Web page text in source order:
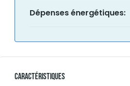
Dépenses énergétiques:
Caractéristiques